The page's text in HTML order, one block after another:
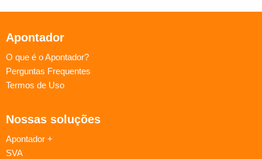
Apontador
O que é o Apontador?
Perguntas Frequentes
Termos de Uso
Nossas soluções
Apontador +
SVA